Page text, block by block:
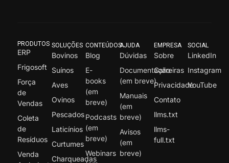
PRODUTOS
ERP
Frigosoft
Força
de
Vendas
Coleta
de
Resíduos
Venda
SOLUÇÕES
Bovinos
Suínos
Aves
Ovinos
Pescados
Laticínios
Curtumes
Charqueadas
CONTEÚDOS
Blog
E-
books
(em
breve)
Podcasts
(em
breve)
Webinars
AJUDA
Dúvidas
Documentação
(em breve)
Manuais
(em
breve)
Avisos
(em
breve)
EMPRESA
Sobre
Carreiras
Privacidade
Contato
llms.txt
llms-
full.txt
SOCIAL
LinkedIn
Instagram
YouTube